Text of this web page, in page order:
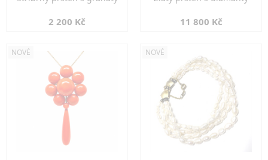
2 200 Kč 11 800 Kč
NOVÉ NOVÉ